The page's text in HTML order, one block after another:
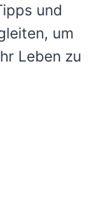
und
um
Leben zu